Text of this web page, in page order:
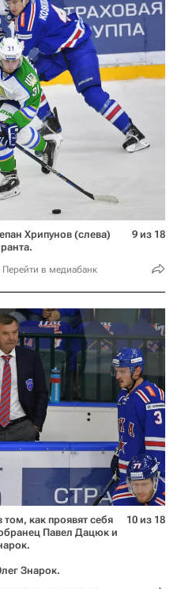
Хрипунов (слева)
Перейти в медиабанк
9 из 18
как проявят себя
Павел Дацюк и
Знарок.
10 из 18